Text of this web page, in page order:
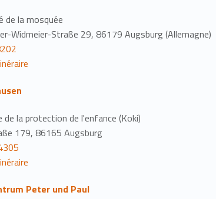
de la mosquée
Widmeier-Straße 29, 86179 Augsburg (Allemagne)
de la protection de l'enfance (Koki)
179, 86165 Augsburg
Peter und Paul